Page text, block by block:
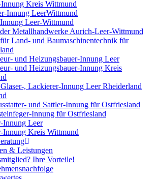
Kreis Wittmund
Innung LeerWittmund
Leer-Wittmund
Metallhandwerke Aurich-Leer-Wittmund
Land- und Baumaschinentechnik für
und Heizungsbauer-Innung Leer
und Heizungsbauer-Innung Kreis
, Lackierer-Innung Leer Rheiderland
und Sattler-Innung für Ostfriesland
Innung für Ostfriesland
Innung Leer
Innung Kreis Wittmund
& Leistungen
Ihre Vorteile!